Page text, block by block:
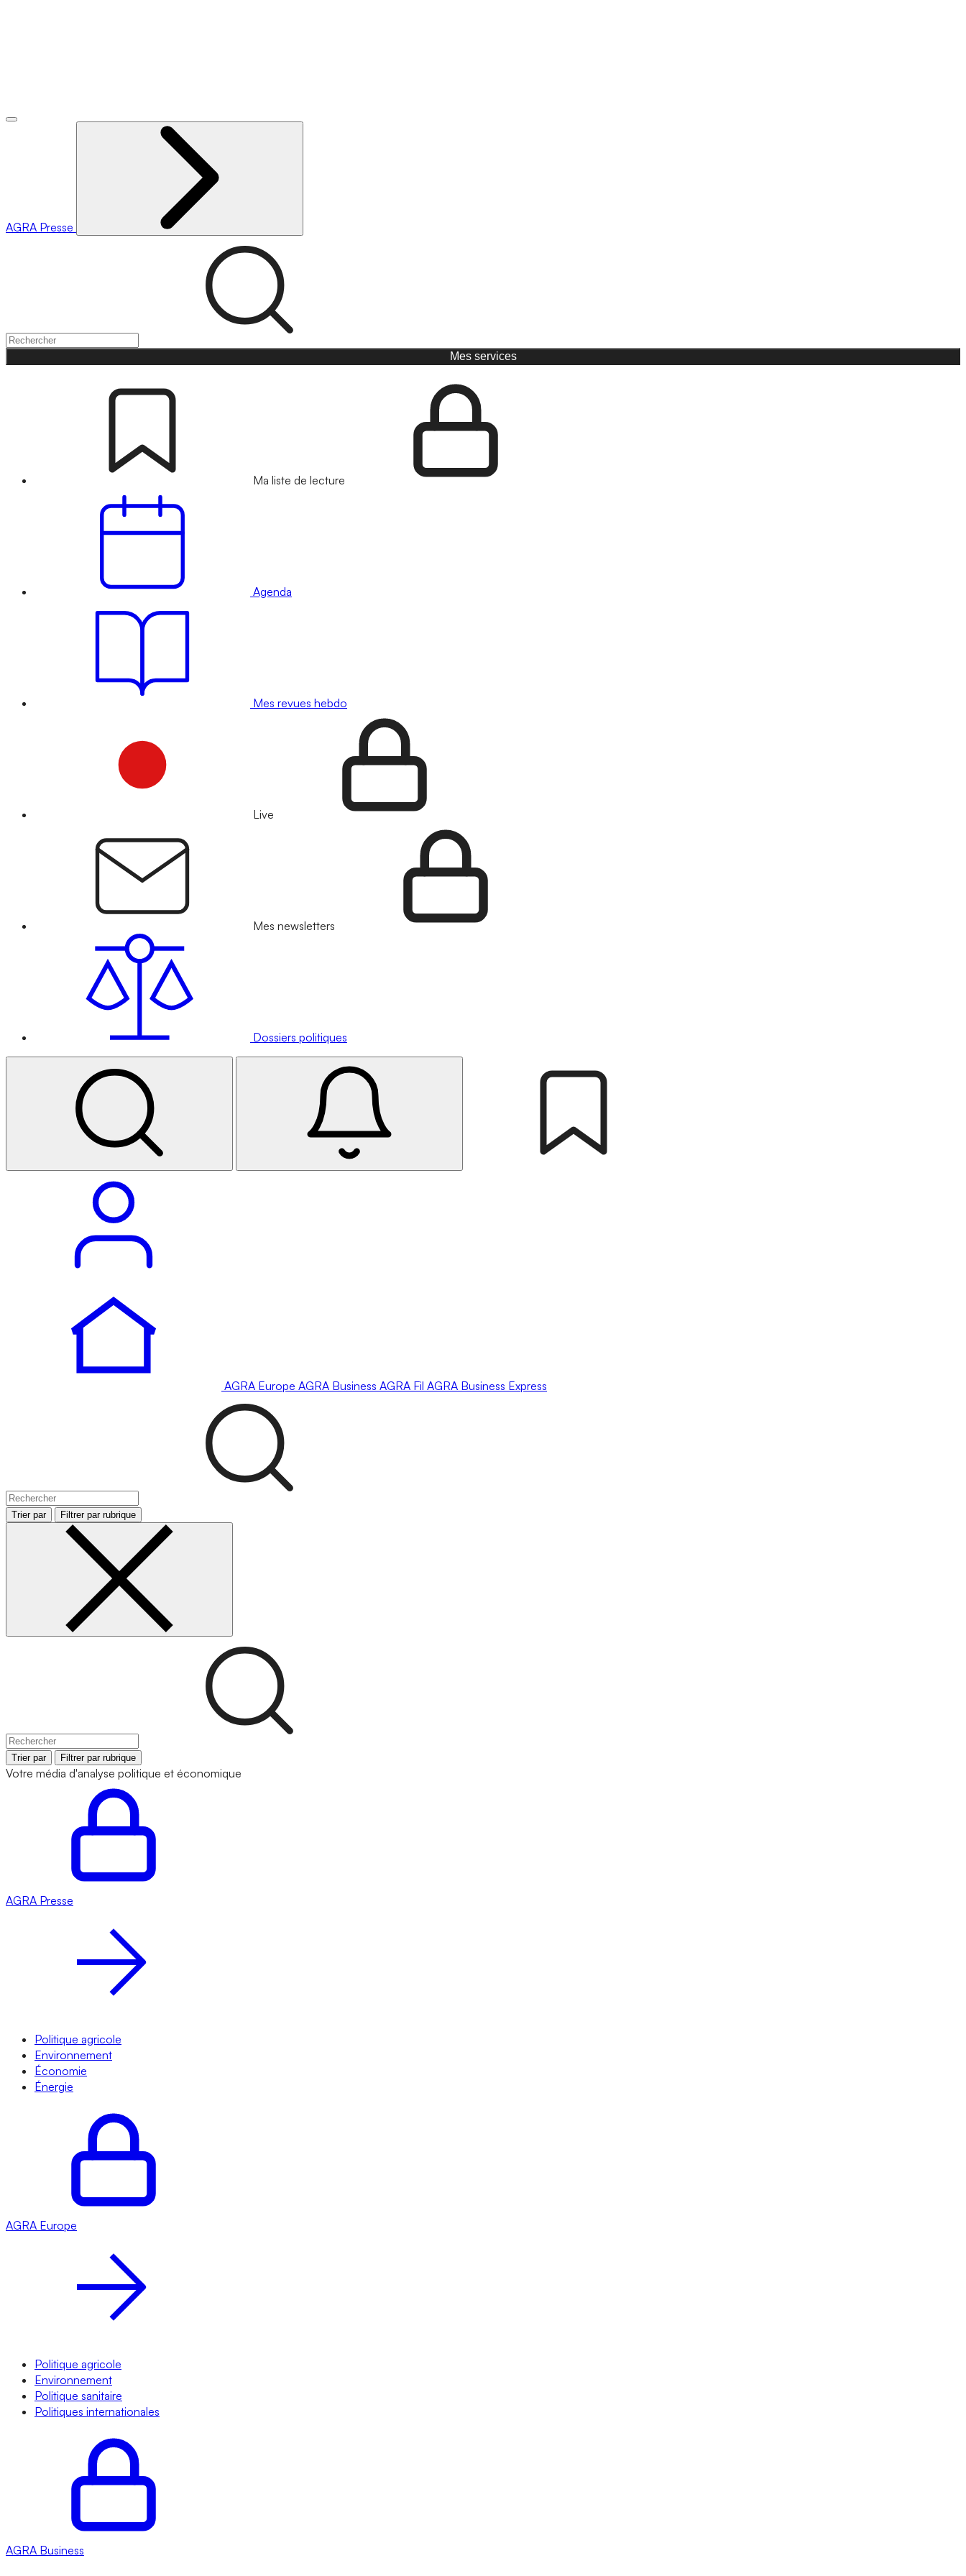
AGRA Presse
Mes services
Ma liste de lecture
Agenda
Mes revues hebdo
Live
Mes newsletters
Dossiers politiques
AGRA Europe AGRA Business AGRA Fil AGRA Business Express
Trier par Filtrer par rubrique
Trier par Filtrer par rubrique
Votre média d'analyse politique et économique
AGRA Presse
Politique agricole
Environnement
Économie
Énergie
AGRA Europe
Politique agricole
Environnement
Politique sanitaire
Politiques internationales
AGRA Business